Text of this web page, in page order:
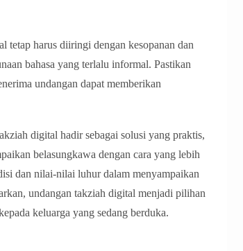
tetap harus diiringi dengan kesopanan dan
bahasa yang terlalu informal. Pastikan
undangan dapat memberikan
digital hadir sebagai solusi yang praktis,
belasungkawa dengan cara yang lebih
dan nilai-nilai luhur dalam menyampaikan
undangan takziah digital menjadi pilihan
keluarga yang sedang berduka.